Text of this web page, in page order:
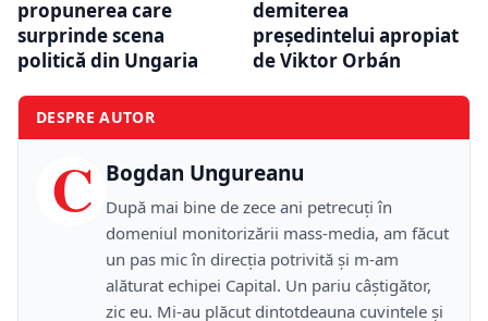
propunerea care
surprinde scena
politică din Ungaria
demiterea
președintelui apropiat
de Viktor Orbán
DESPRE AUTOR
C Bogdan Ungureanu
După mai bine de zece ani petrecuţi în
domeniul monitorizării mass-media, am făcut
un pas mic în direcţia potrivită şi m-am
alăturat echipei Capital. Un pariu câştigător,
zic eu. Mi-au plăcut dintotdeauna cuvintele şi